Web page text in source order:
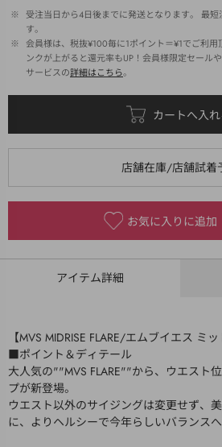
※
受注当日から4日後までに発送となります。 最
す。
※ 会員様は、税抜¥100毎に1ポイント＝¥1でご利
ンクが上がると還元率もUP！会員様限定セール
サービスの詳細はこちら。
お気に入りに追加
アイテム詳細
【MVS MIDRISE FLARE/エムブイエス ミ
■ポイント＆ディテール
大人気の""MVS FLARE""から、ウエスト
プが新登場。
ウエスト以外のサイジングは変更せず、
に、よりヘルシーで今年らしいバランス